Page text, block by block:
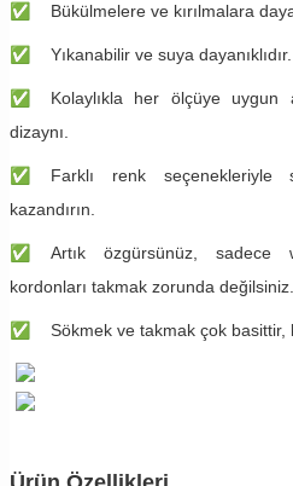
✅ ​Bükülmelere ve kırılmalara
✅ ​Yıkanabilir ve suya dayanıklıdır.
✅ ​Kolaylıkla her ölçüye uygun
dizaynı.
✅ ​Farklı renk
kazandırın.
✅ ​Artık özgürsünüz,
kordonları takmak zorunda değilsiniz.
✅ ​Sökmek ve takmak çok basittir,